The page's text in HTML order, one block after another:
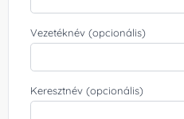
Vezetéknév (opcionális)
Keresztnév (opcionális)